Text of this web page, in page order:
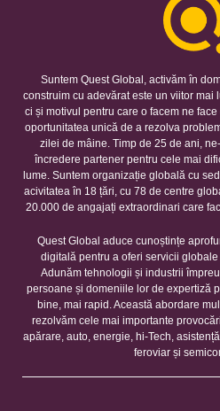
Suntem Quest Global, activăm în
construim cu adevărat este un viitor mai
ci și motivul pentru care o facem ne
oportunitatea unică de a rezolva
zilei de mâine. Timp de 25 de ani,
încredere partener pentru cele mai
lume. Suntem organizație globală cu
acivitatea în 18 țări, cu 78 de centre
20.000 de angajați extraordinari care
Quest Global aduce cunoștințe
digitală pentru a oferi servicii
Adunăm tehnologii și industrii
persoane și domeniile lor de expertiză
bine, mai rapid. Această abordare
rezolvăm cele mai importante
apărare, auto, energie, hi-Tech,
feroviar și